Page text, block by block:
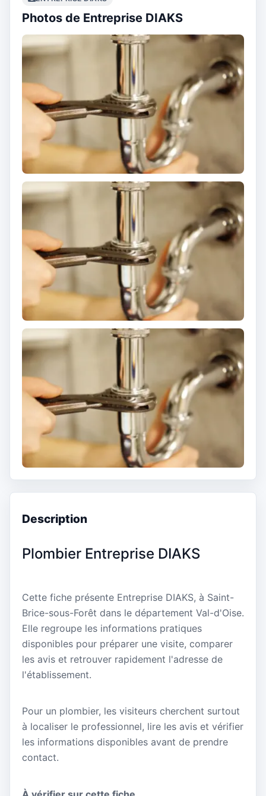
Photos de Entreprise DIAKS
Description
Plombier Entreprise DIAKS
Cette fiche présente Entreprise DIAKS, à Saint-
Brice-sous-Forêt dans le département Val-d'Oise.
Elle regroupe les informations pratiques
disponibles pour préparer une visite, comparer
les avis et retrouver rapidement l'adresse de
l'établissement.
Pour un plombier, les visiteurs cherchent surtout
à localiser le professionnel, lire les avis et vérifier
les informations disponibles avant de prendre
contact.